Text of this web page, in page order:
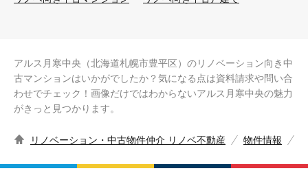
アルス月寒中央（北海道札幌市豊平区）のリノベーション向き中
古マンションはいかがでしたか？気になる点は資料請求や問い合
わせでチェック！画像だけではわからないアルス月寒中央の魅力
がきっと見つかります。
リノベーション・中古物件仲介 リノベ不動産 物件情報